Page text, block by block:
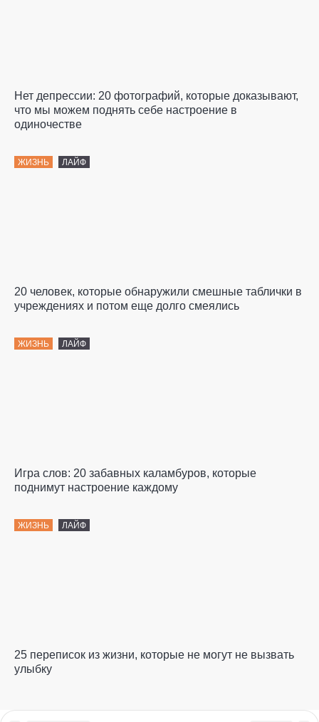
Нет депрессии: 20 фотографий, которые доказывают,
что мы можем поднять себе настроение в
одиночестве
ЖИЗНЬ ЛАЙФ
20 человек, которые обнаружили смешные таблички в
учреждениях и потом еще долго смеялись
ЖИЗНЬ ЛАЙФ
Игра слов: 20 забавных каламбуров, которые
поднимут настроение каждому
ЖИЗНЬ ЛАЙФ
25 переписок из жизни, которые не могут не вызвать
улыбку